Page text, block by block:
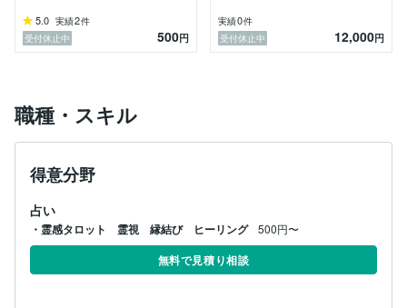
ようなメッセージも。笑
けれど、それも含めて、魂が選んだ恋の道しるべ。
魂の成長でもあります。
だからこそ、苦しくなることもあるし、涙が出る日もあ
る。
な光を届けられたらと思っています。
このご縁が、あなたの恋を癒し、次の扉を開くきっかけ
となりますように。
心を込めて、お待ちしております。
5.0 実績2件
受付休止中
500円
実績0件
受付休止中
12,000円
職種・スキル
得意分野
占い
・霊感タロット 霊視 縁結び ヒーリング 500円〜
無料で見積り相談